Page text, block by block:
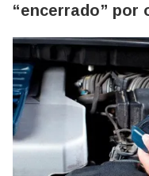
“encerrado” por